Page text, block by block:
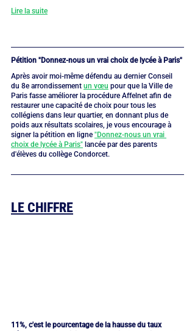
Lire la suite
Pétition "Donnez-nous un vrai choix de lycée à Paris"
Après avoir moi-même défendu au dernier Conseil
du 8e arrondissement un vœu pour que la Ville de
Paris fasse améliorer la procédure Affelnet afin de
restaurer une capacité de choix pour tous les
collégiens dans leur quartier, en donnant plus de
poids aux résultats scolaires, je vous encourage à
signer la pétition en ligne "Donnez-nous un vrai
choix de lycée à Paris" lancée par des parents
d'élèves du collège Condorcet.
LE CHIFFRE
11%, c'est le pourcentage de la hausse du taux